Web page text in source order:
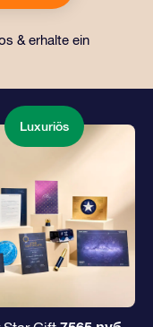
werden, sowie
Art, Freunden und
zu
& erhalte ein
Luxuriös